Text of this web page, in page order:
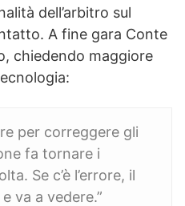
dell’arbitro sul
A fine gara Conte
chiedendo maggiore
per correggere gli
fa tornare i
Se c’è l’errore, il
va a vedere.”